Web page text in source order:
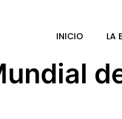
INICIO LA